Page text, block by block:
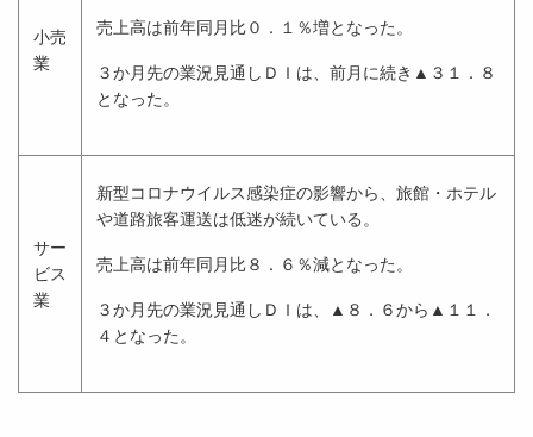
小売
業
売上高は前年同月比０．１％増となった。
３か月先の業況見通しＤＩは、前月に続き▲３１．８
となった。
サー
ビス
業
新型コロナウイルス感染症の影響から、旅館・ホテル
や道路旅客運送は低迷が続いている。
売上高は前年同月比８．６％減となった。
３か月先の業況見通しＤＩは、▲８．６から▲１１．
４となった。